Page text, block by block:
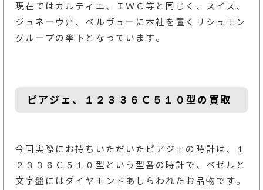
現在ではカルティエ、ＩＷＣ等と同じく、スイス、
ジュネーヴ州、ベルヴューに本社を置くリシュモン
グループの傘下となっています。
ピアジェ、１２３３６Ｃ５１０型の買取
今回実際にお持ちいただいたピアジェの時計は、１
２３３６Ｃ５１０型という型番の時計で、ベゼルと
文字盤にはダイヤモンドあしらわれたお品物です。